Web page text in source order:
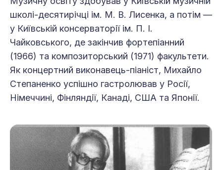
школі-десятирічці ім. М. В. Лисенка, а потім —
у Київській консерваторії ім. П. І.
Чайковського, де закінчив фортепіанний
(1966) та композиторський (1971) факультети.
Як концертний виконавець-піаніст, Михайло
Степаненко успішно гастролював у Росії,
Німеччині, Фінляндії, Канаді, США та Японії.